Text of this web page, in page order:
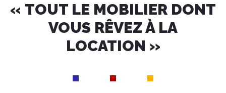
« TOUT LE MOBILIER DONT
VOUS RÊVEZ À LA
LOCATION »